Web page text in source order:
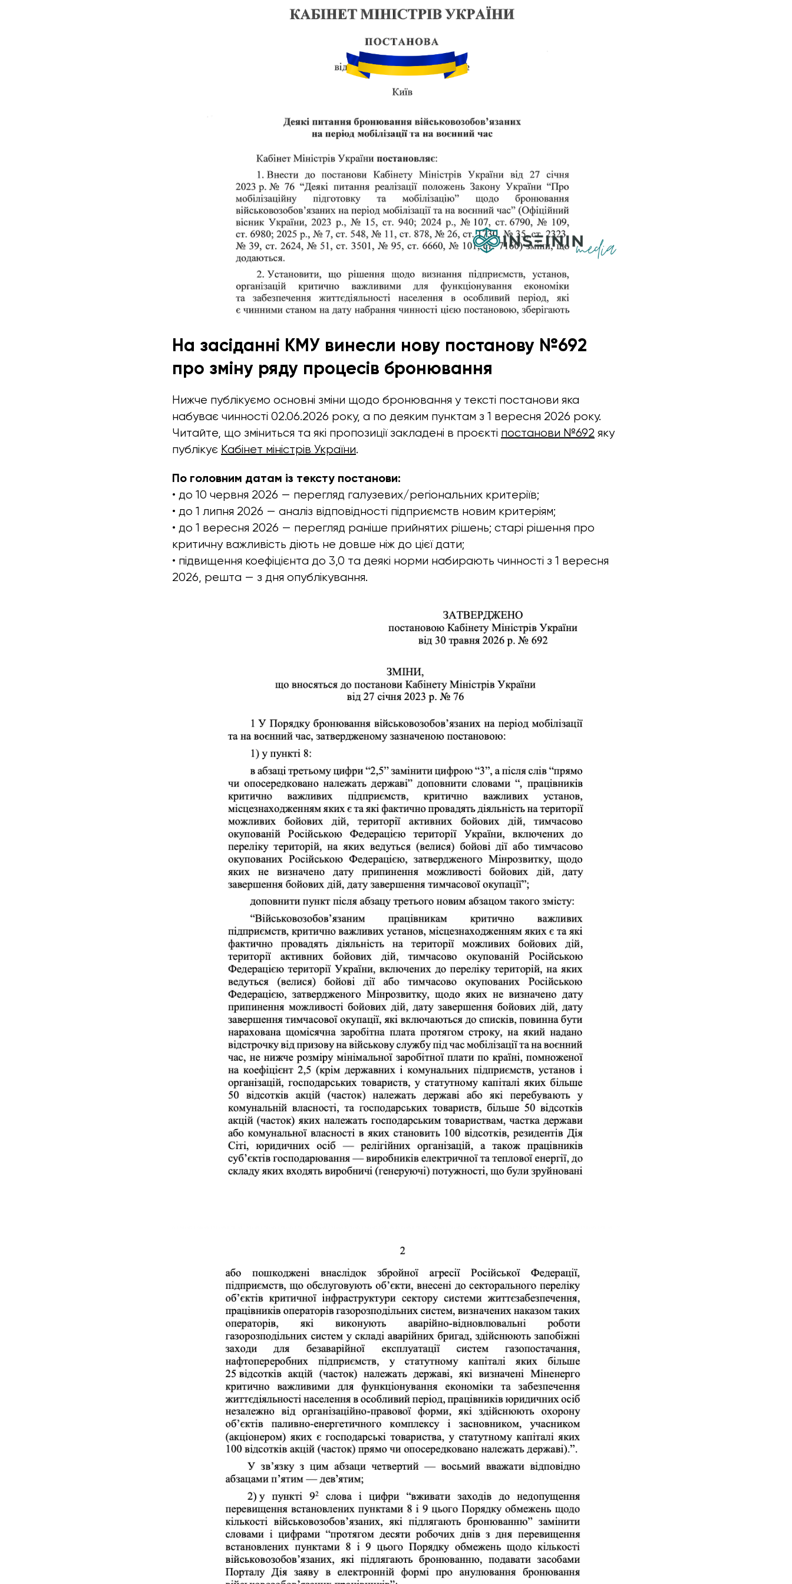
На засіданні КМУ винесли нову постанову №692
про зміну ряду процесів бронювання
Нижче публікуємо основні зміни щодо бронювання у тексті постанови яка
набуває чинності 02.06.2026 року, а по деяким пунктам з 1 вересня 2026 року.
Читайте, що зміниться та які пропозиції закладені в проєкті постанови №692 яку
публікує Кабінет міністрів України.
По головним датам із тексту постанови:
• до 10 червня 2026 — перегляд галузевих/регіональних критеріїв;
• до 1 липня 2026 — аналіз відповідності підприємств новим критеріям;
• до 1 вересня 2026 — перегляд раніше прийнятих рішень; старі рішення про
критичну важливість діють не довше ніж до цієї дати;
• підвищення коефіцієнта до 3,0 та деякі норми набирають чинності з 1 вересня
2026, решта — з дня опублікування.